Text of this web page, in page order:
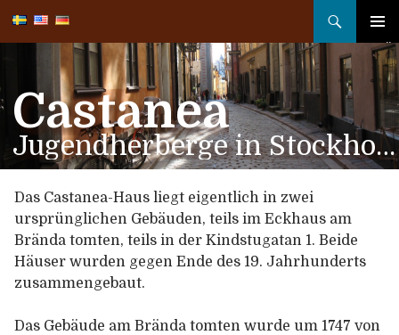
MENÜ
ZUM
SPRINGEN
Castanea
Jugendherberge in Stockholm
Das Castanea-Haus liegt eigentlich in zwei
ursprünglichen Gebäuden, teils im Eckhaus am
Brända tomten, teils in der Kindstugatan 1. Beide
Häuser wurden gegen Ende des 19. Jahrhunderts
zusammengebaut.
Das Gebäude am Brända tomten wurde um 1747 von